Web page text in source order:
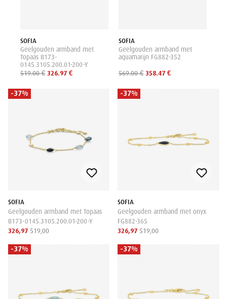
SOFIA
Geelgouden armband met
Topaas B173-
0145.3105.200.01-200-Y
519.00 € 326.97 €
SOFIA
Geelgouden armband met
aquamarijn FG882-352
569.00 € 358.47 €
-37%
SOFIA
Geelgouden armband met Topaas
B173-0145.3105.200.01-200-Y
326,97 519,00
-37%
SOFIA
Geelgouden armband met onyx
FG882-365
326,97 519,00
-37% -37%